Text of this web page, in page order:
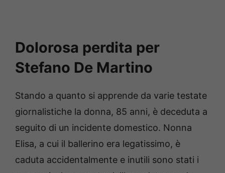
Dolorosa perdita per
Stefano De Martino
Stando a quanto si apprende da varie testate
giornalistiche la donna, 85 anni, è deceduta a
seguito di un incidente domestico. Nonna
Elisa, a cui il ballerino era legatissimo, è
caduta accidentalmente e inutili sono stati i